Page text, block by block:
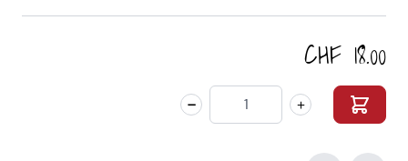
CHF 18.00
Menge